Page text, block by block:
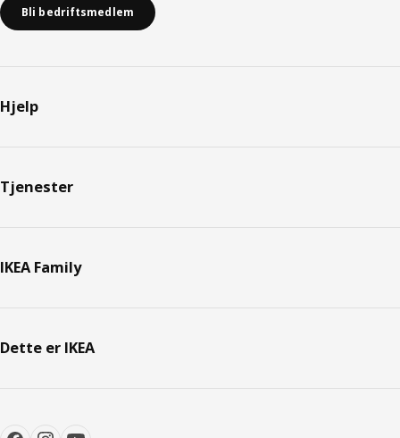
Bli bedriftsmedlem
Hjelp
Tjenester
IKEA Family
Dette er IKEA